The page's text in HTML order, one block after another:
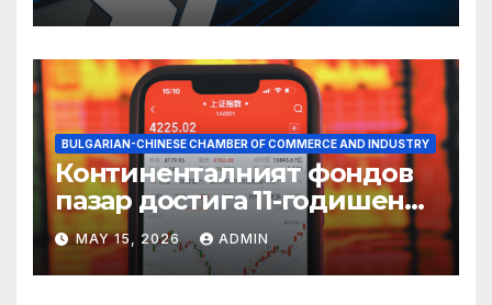
BULGARIAN-CHINESE CHAMBER OF COMMERCE AND INDUSTRY
Континенталният фондов
пазар достига 11-годишен
връх
MAY 15, 2026 ADMIN